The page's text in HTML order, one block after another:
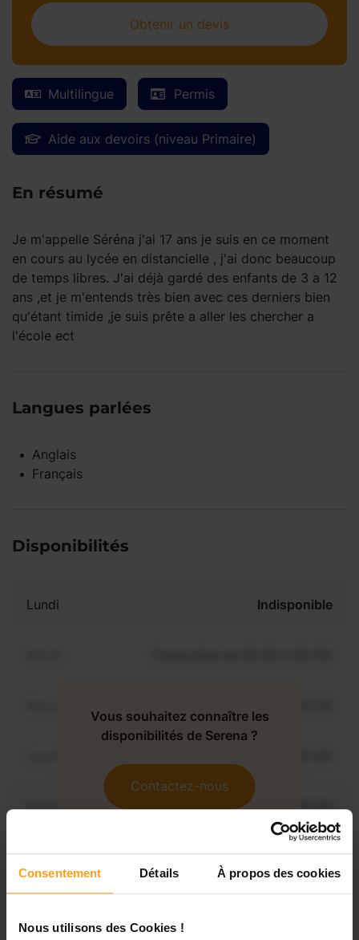
Consentement Détails À propos des cookies
Nous utilisons des Cookies !
Multilingue Permis
Aide aux devoirs (niveau Primaire)
En résumé
Je m'appelle Séréna j'ai 17 ans je suis en ce moment
en cours au lycée en distancielle , j'ai donc beaucoup
de temps libres. J'ai déjà gardé des enfants de 3 a 12
ans ,et je m'entends très bien avec ces derniers bien
qu'étant timide ,je suis prête a aller les chercher a
l'école ect
Langues parlées
Anglais
Français
Disponibilités
Lundi Indisponible
Vendredi Disponible de 00:00 à 00:00
Samedi Disponible de 00:00 à 00:00
Vous souhaitez connaître les
disponibilités de Serena ?
Contactez-nous
Obtenir un devis